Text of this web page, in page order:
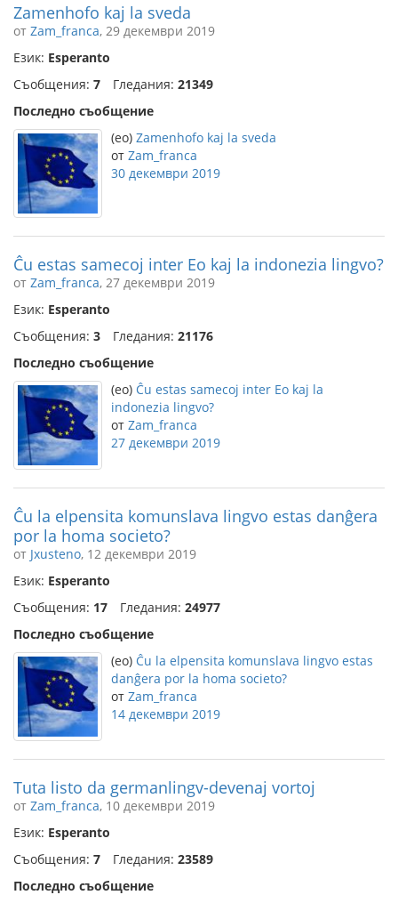
Zamenhofo kaj la sveda
от Zam_franca, 29 декември 2019
Език: Esperanto
Съобщения: 7 Гледания: 21349
Последно съобщение
(eo) Zamenhofo kaj la sveda
от Zam_franca
30 декември 2019
Ĉu estas samecoj inter Eo kaj la indonezia lingvo?
от Zam_franca, 27 декември 2019
Език: Esperanto
Съобщения: 3 Гледания: 21176
Последно съобщение
(eo) Ĉu estas samecoj inter Eo kaj la
indonezia lingvo?
от Zam_franca
27 декември 2019
Ĉu la elpensita komunslava lingvo estas danĝera
por la homa societo?
от Jxusteno, 12 декември 2019
Език: Esperanto
Съобщения: 17 Гледания: 24977
Последно съобщение
(eo) Ĉu la elpensita komunslava lingvo estas
danĝera por la homa societo?
от Zam_franca
14 декември 2019
Tuta listo da germanlingv-devenaj vortoj
от Zam_franca, 10 декември 2019
Език: Esperanto
Съобщения: 7 Гледания: 23589
Последно съобщение